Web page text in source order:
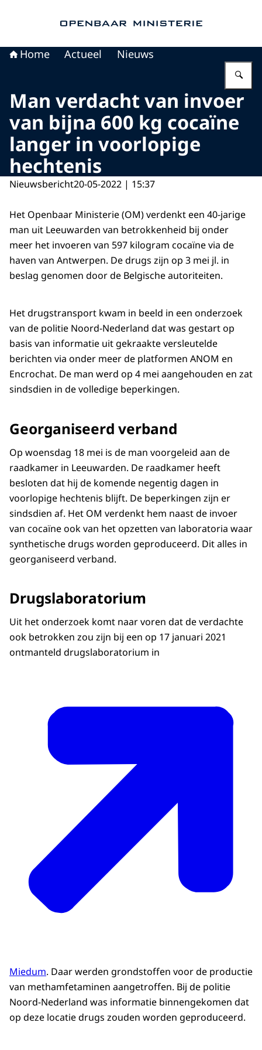
Home Actueel Nieuws
Man verdacht van invoer
van bijna 600 kg cocaïne
langer in voorlopige
hechtenis
Nieuwsbericht20-05-2022 | 15:37
Het Openbaar Ministerie (OM) verdenkt een 40-jarige
man uit Leeuwarden van betrokkenheid bij onder
meer het invoeren van 597 kilogram cocaïne via de
haven van Antwerpen. De drugs zijn op 3 mei jl. in
beslag genomen door de Belgische autoriteiten.
Het drugstransport kwam in beeld in een onderzoek
van de politie Noord-Nederland dat was gestart op
basis van informatie uit gekraakte versleutelde
berichten via onder meer de platformen ANOM en
Encrochat. De man werd op 4 mei aangehouden en zat
sindsdien in de volledige beperkingen.
Georganiseerd verband
Op woensdag 18 mei is de man voorgeleid aan de
raadkamer in Leeuwarden. De raadkamer heeft
besloten dat hij de komende negentig dagen in
voorlopige hechtenis blijft. De beperkingen zijn er
sindsdien af. Het OM verdenkt hem naast de invoer
van cocaïne ook van het opzetten van laboratoria waar
synthetische drugs worden geproduceerd. Dit alles in
georganiseerd verband.
Drugslaboratorium
Uit het onderzoek komt naar voren dat de verdachte
ook betrokken zou zijn bij een op 17 januari 2021
ontmanteld drugslaboratorium in
Miedum. Daar werden grondstoffen voor de productie
van methamfetaminen aangetroffen. Bij de politie
Noord-Nederland was informatie binnengekomen dat
op deze locatie drugs zouden worden geproduceerd.